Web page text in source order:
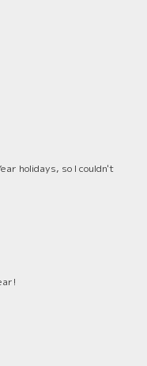
holidays, so I couldn't